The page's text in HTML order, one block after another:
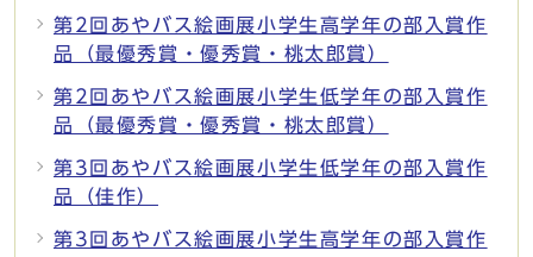
第2回あやバス絵画展小学生高学年の部入賞作
品（最優秀賞・優秀賞・桃太郎賞）
第2回あやバス絵画展小学生低学年の部入賞作
品（最優秀賞・優秀賞・桃太郎賞）
第3回あやバス絵画展小学生低学年の部入賞作
品（佳作）
第3回あやバス絵画展小学生高学年の部入賞作